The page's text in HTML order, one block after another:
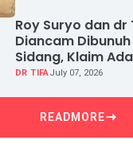
Roy Suryo dan dr
Diancam
Sidang, Klaim
dan Intimidasi
DR TIFAJuly 07, 2026
READMORE